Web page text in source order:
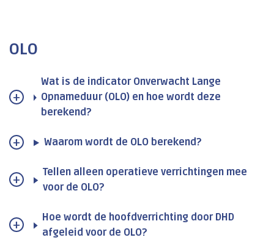
OLO
Wat is de indicator Onverwacht Lange
Opnameduur (OLO) en hoe wordt deze
berekend?
Waarom wordt de OLO berekend?
Tellen alleen operatieve verrichtingen mee
voor de OLO?
Hoe wordt de hoofdverrichting door DHD
afgeleid voor de OLO?